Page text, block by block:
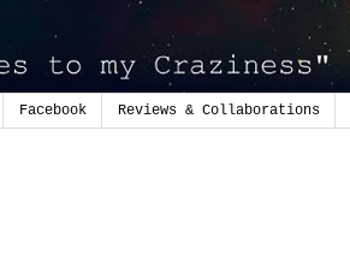
Facebook Reviews & Collaborations